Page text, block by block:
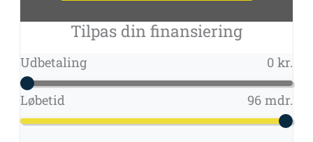
Tilpas din finansiering
Udbetaling 0 kr.
Løbetid 96 mdr.